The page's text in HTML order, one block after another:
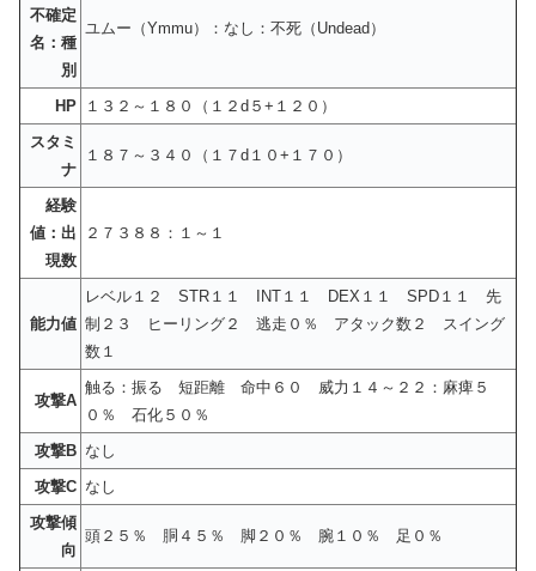
不確定
名：種
別
ユムー（Ymmu）：なし：不死（Undead）
HP
１３２～１８０（１２d５+１２０）
スタミ
ナ
１８７～３４０（１７d１０+１７０）
経験
値：出
現数
２７３８８：１～１
能力値
レベル１２ STR１１ INT１１ DEX１１ SPD１１ 先
制２３ ヒーリング２ 逃走０％ アタック数２ スイング
数１
攻撃A
触る：振る 短距離 命中６０ 威力１４～２２：麻痺５
０％ 石化５０％
攻撃B なし
攻撃C なし
攻撃傾
向
頭２５％ 胴４５％ 脚２０％ 腕１０％ 足０％